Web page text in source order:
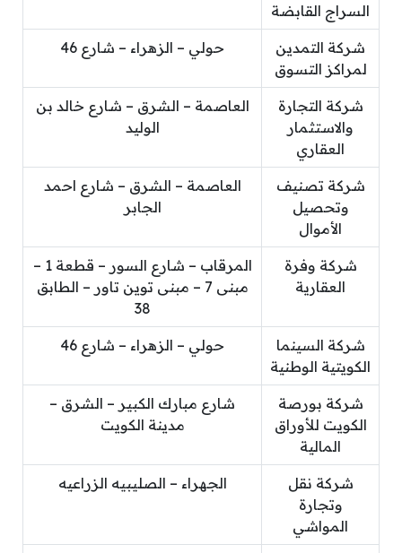
السراج القابضة
شركة التمدين
لمراكز التسوق
حولي – الزهراء – شارع 46
شركة التجارة
والاستثمار
العقاري
العاصمة – الشرق – شارع خالد بن
الوليد
شركة تصنيف
وتحصيل
الأموال
العاصمة – الشرق – شارع احمد
الجابر
شركة وفرة
العقارية
المرقاب – شارع السور – قطعة 1 –
مبنى 7 – مبنى توين تاور – الطابق
38
شركة السينما
الكويتية الوطنية
حولي – الزهراء – شارع 46
شركة بورصة
الكويت للأوراق
المالية
شارع مبارك الكبير – الشرق –
مدينة الكويت
شركة نقل
وتجارة
المواشي
الجهراء – الصليبيه الزراعيه